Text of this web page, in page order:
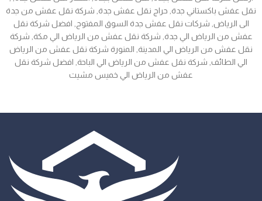
نقل عفش باكستاني جدة, حراج نقل عفش جدة, شركة نقل عفش من جدة
الى الرياض, شركات نقل عفش جدة السوق المفتوح, افضل شركة نقل
عفش من الرياض الي جدة, شركة نقل عفش من الرياض الي مكة, شركة
نقل عفش من الرياض الي المدينة, المنورة شركة نقل عفش من الرياض
الي الطائف, شركة نقل عفش من الرياض الي الباحة, افضل شركة نقل
عفش من الرياض الي خميس مشيت